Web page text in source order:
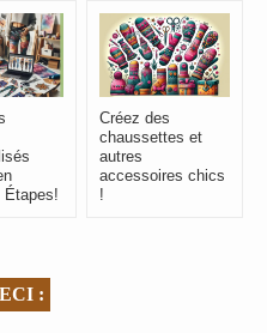
Étapes!
Créez des
chaussettes et
autres
accessoires chics
!
: